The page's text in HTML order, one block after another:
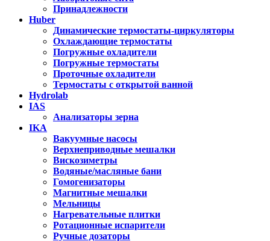
Принадлежности
Huber
Динамические термостаты-циркуляторы
Охлаждающие термостаты
Погружные охладители
Погружные термостаты
Проточные охладители
Термостаты с открытой ванной
Hydrolab
IAS
Анализаторы зерна
IKA
Вакуумные насосы
Верхнеприводные мешалки
Вискозиметры
Водяные/масляные бани
Гомогенизаторы
Магнитные мешалки
Мельницы
Нагревательные плитки
Ротационные испарители
Ручные дозаторы